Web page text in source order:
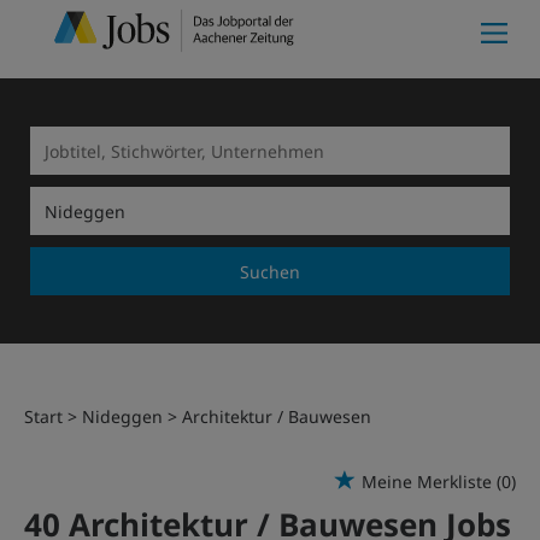
Suchen
Start Nideggen Architektur / Bauwesen
Meine Merkliste (0)
40 Architektur / Bauwesen Jobs